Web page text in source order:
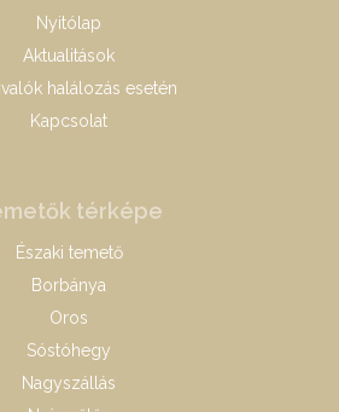
Nyitólap
Aktualitások
halálozás esetén
Kapcsolat
térképe
Északi temető
Borbánya
Oros
Sóstóhegy
Nagyszállás